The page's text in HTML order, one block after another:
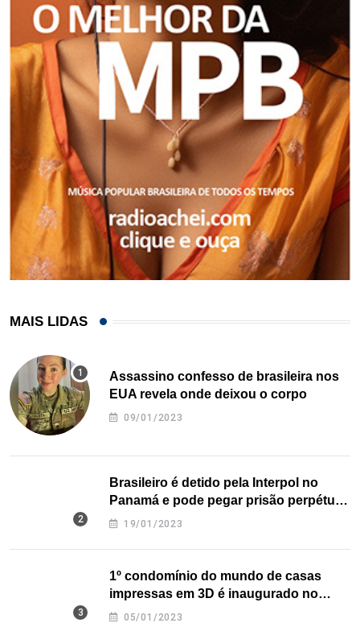
MAIS LIDAS
Assassino confesso de brasileira nos
EUA revela onde deixou o corpo
09/01/2023
Brasileiro é detido pela Interpol no
Panamá e pode pegar prisão perpétua
nos EUA
19/01/2023
1º condomínio do mundo de casas
impressas em 3D é inaugurado no
Texas
05/01/2023